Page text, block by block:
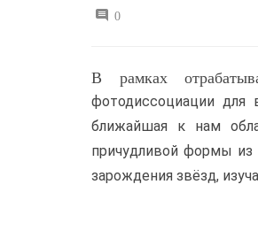
0
В рамках
фотодиссоциации для
ближайшая к нам
причудливой формы из
зарождения звёзд,